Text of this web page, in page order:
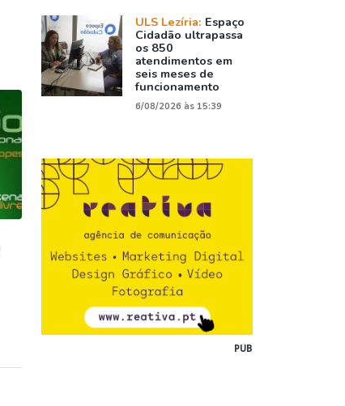
ULS Lezíria: Espaço
Cidadão ultrapassa
os 850
atendimentos em
seis meses de
funcionamento
6/08/2026 às 15:39
PUB